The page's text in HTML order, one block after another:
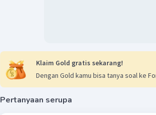
Klaim Gold gratis sekarang!
Dengan Gold kamu bisa tanya soal ke
Pertanyaan serupa